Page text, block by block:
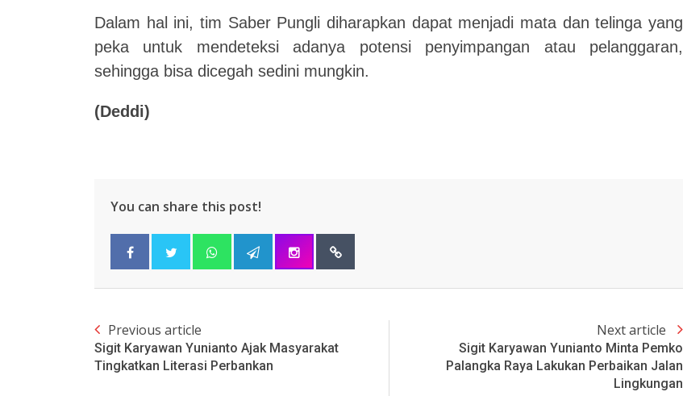
Dalam hal ini, tim Saber Pungli diharapkan dapat menjadi mata dan telinga yang
peka untuk mendeteksi adanya potensi penyimpangan atau pelanggaran,
sehingga bisa dicegah sedini mungkin.
(Deddi)
You can share this post!
Previous article
Sigit Karyawan Yunianto Ajak Masyarakat
Tingkatkan Literasi Perbankan
Next article
Sigit Karyawan Yunianto Minta Pemko
Palangka Raya Lakukan Perbaikan Jalan
Lingkungan